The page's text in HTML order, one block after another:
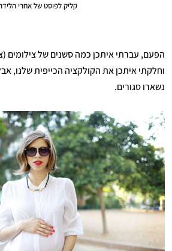
קליק לפוסט של אחרי
הפעם, עברתי איתכן כמה סשנים של צילומים
וחלקתי איתכן את הקולקציה הכייפית שלנו,
נשארו סגורים.